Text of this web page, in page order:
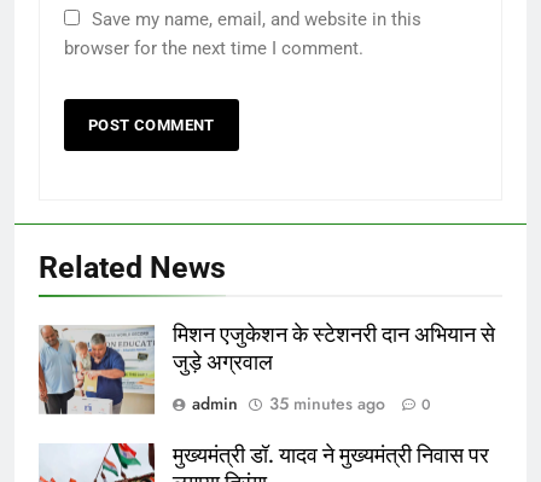
Save my name, email, and website in this
browser for the next time I comment.
Related News
मिशन एजुकेशन के स्टेशनरी दान अभियान से
जुड़े अग्रवाल
admin
35 minutes ago 0
मुख्यमंत्री डॉ. यादव ने मुख्यमंत्री निवास पर